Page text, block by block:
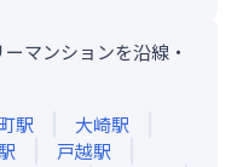
マンションを沿線・
駅 大崎駅
駅 戸越駅